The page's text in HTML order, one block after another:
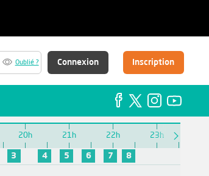
Oublié ? Connexion Inscription
20h 21h 22h 23h
3 4 5 6 7
8